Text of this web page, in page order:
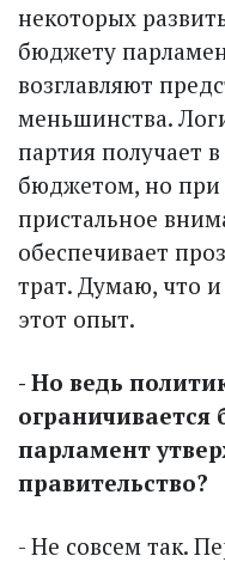
некоторых
бюджету
возглавляют
меньшинства.
партия получает
бюджетом, но при
пристальное
обеспечивает
трат. Думаю, что
этот опыт.
- Но ведь
парламент
правительство?
- Не совсем так.